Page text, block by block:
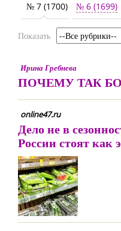
№ 7 (1700) № 6 (1699)
Показать
Ирина Гребнева
ПОЧЕМУ ТАК
online47.ru
Дело не в
России стоят как